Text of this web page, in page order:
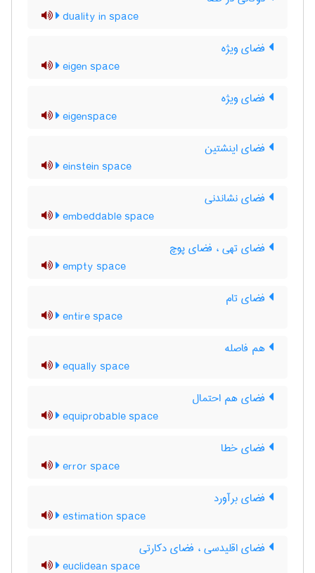
duality in space
فضای ویژه
eigen space
فضای ویژه
eigenspace
فضای اینشتین
einstein space
فضای نشاندنی
embeddable space
فضای تهی ، فضای پوچ
empty space
فضای تام
entire space
هم فاصله
equally space
فضای هم احتمال
equiprobable space
فضای خطا
error space
فضای برآورد
estimation space
فضای اقلیدسی ، فضای دکارتی
euclidean space